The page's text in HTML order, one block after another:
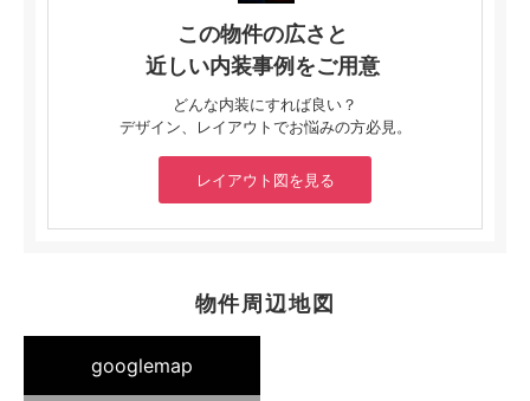
この物件の広さと
近しい内装事例をご用意
どんな内装にすれば良い？
デザイン、レイアウトでお悩みの方必見。
レイアウト図を見る
物件周辺地図
googlemap